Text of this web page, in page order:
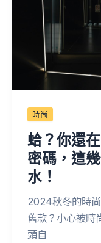
時尚
蛤？你還
密碼，這
水！
2024秋冬的時
舊款？小心被時
頭自